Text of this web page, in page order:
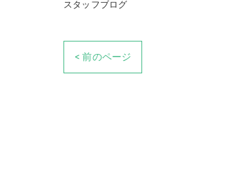
スタッフブログ
< 前のページ